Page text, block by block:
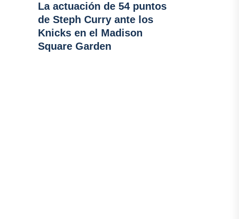
La actuación de 54 puntos
de Steph Curry ante los
Knicks en el Madison
Square Garden